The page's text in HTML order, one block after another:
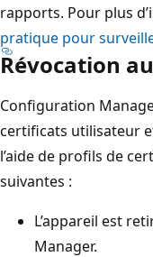
rapports. Pour plus
pratique pour
Révocation
Configuration
certificats utilisateur
l’aide de profils de
suivantes :
L’appareil est
Manager.